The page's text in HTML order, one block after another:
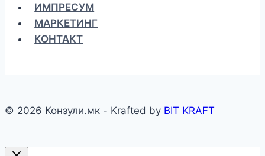
ИМПРЕСУМ
МАРКЕТИНГ
КОНТАКТ
© 2026 Конзули.мк - Krafted by BIT KRAFT